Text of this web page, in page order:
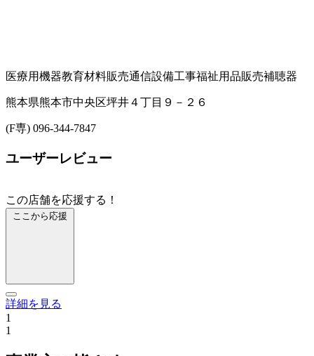
医療用機器教育材料販売通信設備工事福祉用品販売補聴器
熊本県熊本市中央区坪井４丁目９－２６
(F専) 096-344-7847
ユーザーレビュー
この店舗を応援する！
ここから応援
詳細を見る
1
1